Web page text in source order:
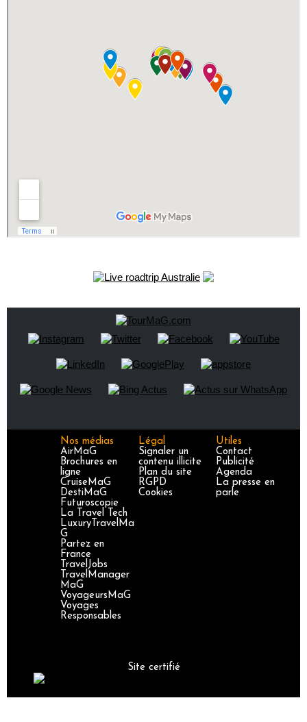
Nos médias
AirMaG
Brochures en
ligne
CruiseMaG
DestiMaG
Futuroscopie
La Travel Tech
LuxuryTravelMa
G
Partez en
France
TravelJobs
TravelManager
MaG
VoyageursMaG
Voyages
Responsables
Légal
Signaler un
contenu illicite
Plan du site
RGPD
Cookies
Utiles
Contact
Publicité
Agenda
La presse en
parle
Site certifié